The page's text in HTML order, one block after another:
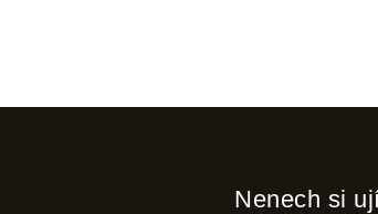
Nenech si